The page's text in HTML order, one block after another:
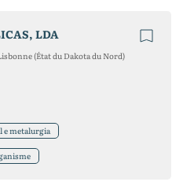
LDA
(État du Dakota du Nord)
e metalurgia